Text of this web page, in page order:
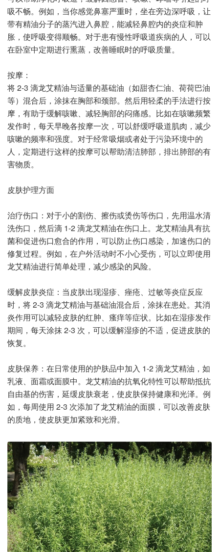
吸不畅。例如，当你感觉鼻塞严重时，坐在旁边深呼吸，让
带有精油分子的蒸汽进入鼻腔，能减轻鼻腔内的炎症和肿
胀，使呼吸变得顺畅。对于患有慢性呼吸道疾病的人，可以
在卧室中定期进行熏蒸，改善睡眠时的呼吸质量。
按摩：
将 2-3 滴龙艾精油与适量的基础油（如甜杏仁油、荷荷巴油
等）混合后，涂抹在胸部和颈部。然后用轻柔的手法进行按
摩，有助于缓解咳嗽、减轻胸部的闷痛感。比如在咳嗽频繁
发作时，每天早晚各按摩一次，可以舒缓呼吸道肌肉，减少
咳嗽的频率和强度。对于经常吸烟或者处于污染环境中的
人，定期进行这样的按摩可以帮助清洁肺部，排出肺部的有
害物质。
皮肤护理方面
治疗伤口：对于小的割伤、擦伤或烫伤等伤口，先用温水清
洗伤口，然后滴 1-2 滴龙艾精油在伤口上。龙艾精油具有抗
菌和促进伤口愈合的作用，可以防止伤口感染，加速伤口的
修复过程。例如，在户外活动时不小心受伤，可以立即使用
龙艾精油进行简单处理，减少感染的风险。
缓解皮肤炎症：当皮肤出现湿疹、痤疮、过敏等炎症反应
时，将 2-3 滴龙艾精油与基础油混合后，涂抹在患处。其消
炎作用可以减轻皮肤的红肿、瘙痒等症状。比如在湿疹发作
期间，每天涂抹 2-3 次，可以缓解湿疹的不适，促进皮肤的
恢复。
皮肤保养：在日常使用的护肤品中加入 1-2 滴龙艾精油，如
乳液、面霜或面膜中。龙艾精油的抗氧化特性可以帮助抵抗
自由基的伤害，延缓皮肤衰老，使皮肤保持健康和光泽。例
如，每周使用 2-3 次添加了龙艾精油的面膜，可以改善皮肤
的质地，使皮肤更加紧致和光滑。